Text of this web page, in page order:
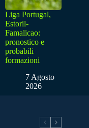
Liga Portugal,
Estoril-
Famalicao:
pronostico e
probabili
formazioni
7 Agosto
2026